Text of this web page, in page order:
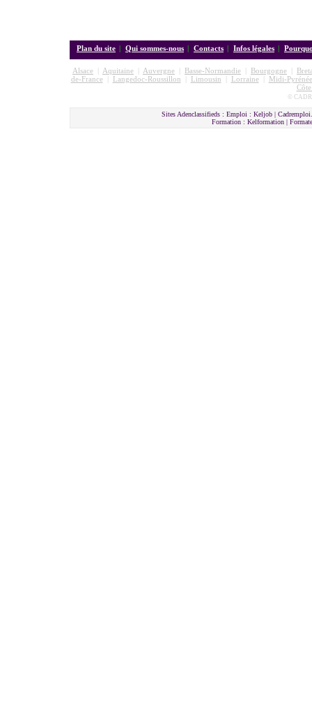
Plan du site | Qui sommes-nous | Contacts | Infos légales |
Alsace Aquitaine Auvergne Basse-Normandie Bourgogne
de-France| Langedoc-Roussillon Limousin Lorraine|
Midi-
©
Sites Adenclassifieds : Emploi : Keljob |
Formation : Kelformation |